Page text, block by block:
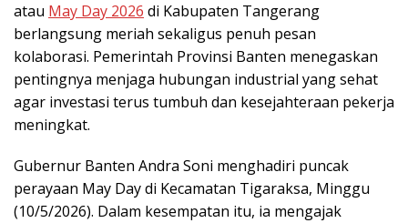
atau May Day 2026 di Kabupaten Tangerang
berlangsung meriah sekaligus penuh pesan
kolaborasi. Pemerintah Provinsi Banten menegaskan
pentingnya menjaga hubungan industrial yang sehat
agar investasi terus tumbuh dan kesejahteraan pekerja
meningkat.
Gubernur Banten Andra Soni menghadiri puncak
perayaan May Day di Kecamatan Tigaraksa, Minggu
(10/5/2026). Dalam kesempatan itu, ia mengajak